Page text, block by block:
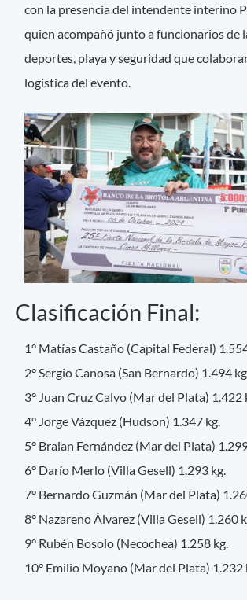
con la presencia del intendente interino
quien acompañó junto a funcionarios de
deportes, playa y seguridad que
logística del evento.
Clasificación Final:
1° Matías Castaño (Capital Federal)
2° Sergio Canosa (San Bernardo) 1.494 kg.
3° Juan Cruz Calvo (Mar del Plata) 1.422
4° Jorge Vázquez (Hudson) 1.347 kg.
5° Braian Fernández (Mar del Plata)
6° Darío Merlo (Villa Gesell) 1.293 kg.
7° Bernardo Guzmán (Mar del Plata)
8° Nazareno Álvarez (Villa Gesell) 1.260
9° Rubén Bosolo (Necochea) 1.258 kg.
10° Emilio Moyano (Mar del Plata) 1.232